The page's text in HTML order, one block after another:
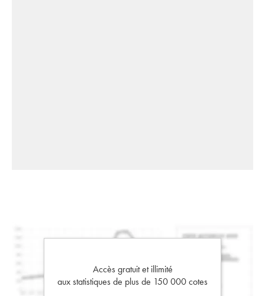
Accès gratuit et illimité
aux statistiques de plus de 150 000 cotes